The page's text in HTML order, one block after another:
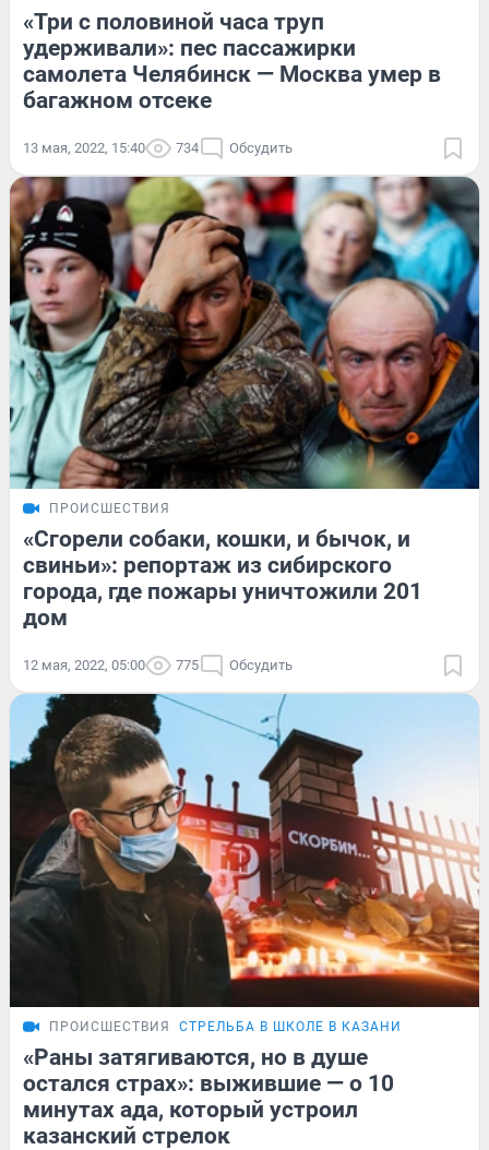
«Три с половиной часа труп
удерживали»: пес пассажирки
самолета Челябинск — Москва умер в
багажном отсеке
13 мая, 2022, 15:40 734 Обсудить
ПРОИСШЕСТВИЯ
«Сгорели собаки, кошки, и бычок, и
свиньи»: репортаж из сибирского
города, где пожары уничтожили 201
дом
12 мая, 2022, 05:00 775 Обсудить
ПРОИСШЕСТВИЯ СТРЕЛЬБА В ШКОЛЕ В КАЗАНИ
«Раны затягиваются, но в душе
остался страх»: выжившие — о 10
минутах ада, который устроил
казанский стрелок